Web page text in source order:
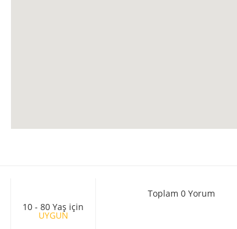
10 - 80 Yaş için
UYGUN
Toplam 0 Yorum